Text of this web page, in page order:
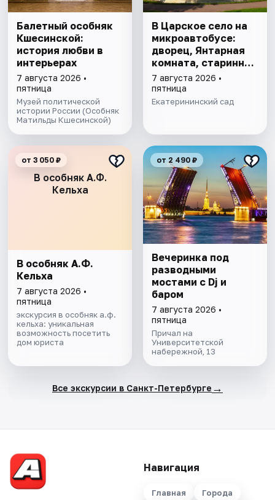
Балетный особняк
Кшесинской:
история любви в
интерьерах
7 августа 2026 •
пятница
Музей политической
истории России (Особняк
Матильды Кшесинской)
В Царское село на
микроавтобусе:
дворец, Янтарная
комната, старинный
парк
7 августа 2026 •
пятница
Екатерининский сад
В особняк А.Ф.
Кельха
от 3 050 ₽
В особняк А.Ф.
Кельха
7 августа 2026 •
пятница
экскурсия в особняк а.ф.
кельха: уникальная
возможность посетить
дом юриста
от 2 490 ₽
Вечеринка под
разводными
мостами с Dj и
баром
7 августа 2026 •
пятница
Причал на
Университетской
набережной, 13
Все экскурсии в Санкт-Петербурге →
Навигация
Главная Города